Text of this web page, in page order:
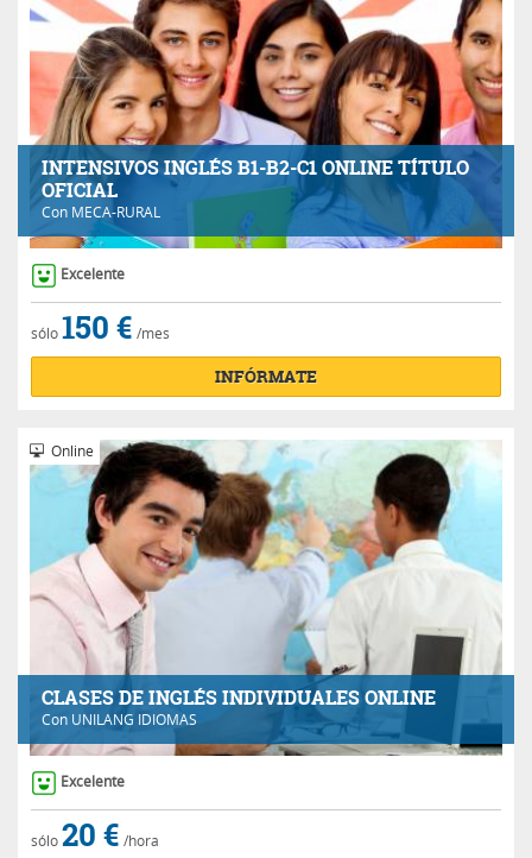
INTENSIVOS INGLÉS B1-B2-C1 ONLINE TÍTULO
OFICIAL
Con MECA-RURAL
Excelente
sólo150 € /mes
INFÓRMATE
CLASES DE INGLÉS INDIVIDUALES ONLINE
Con UNILANG IDIOMAS
Online
Excelente
sólo20 € /hora